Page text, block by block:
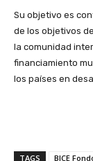
Su objetivo es
de los objetivos
la comunidad
financiamiento
los países en
TAGS BICE